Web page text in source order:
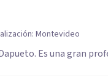
Montevideo
Es una gran